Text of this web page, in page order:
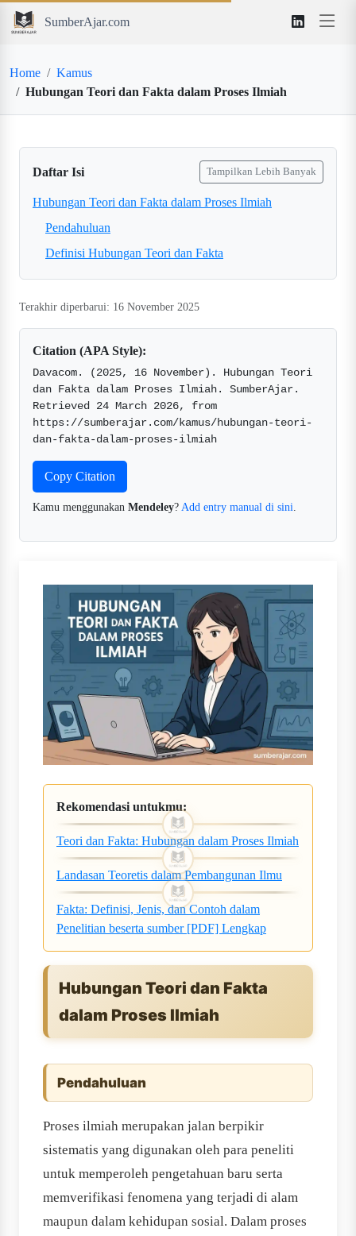
SumberAjar.com
Home
Kamus
Hubungan Teori dan Fakta dalam Proses Ilmiah
Daftar Isi Tampilkan Lebih Banyak
Hubungan Teori dan Fakta dalam Proses Ilmiah
Pendahuluan
Definisi Hubungan Teori dan Fakta
Terakhir diperbarui: 16 November 2025
Citation (APA Style):
Davacom. (2025, 16 November). Hubungan Teori
dan Fakta dalam Proses Ilmiah. SumberAjar.
Retrieved 24 March 2026, from
https://sumberajar.com/kamus/hubungan-teori-
dan-fakta-dalam-proses-ilmiah
Copy Citation
Kamu menggunakan Mendeley? Add entry manual di sini.
Rekomendasi untukmu:
Teori dan Fakta: Hubungan dalam Proses Ilmiah
Landasan Teoretis dalam Pembangunan Ilmu
Fakta: Definisi, Jenis, dan Contoh dalam
Penelitian beserta sumber [PDF] Lengkap
Hubungan Teori dan Fakta
dalam Proses Ilmiah
Pendahuluan
Proses ilmiah merupakan jalan berpikir
sistematis yang digunakan oleh para peneliti
untuk memperoleh pengetahuan baru serta
memverifikasi fenomena yang terjadi di alam
maupun dalam kehidupan sosial. Dalam proses